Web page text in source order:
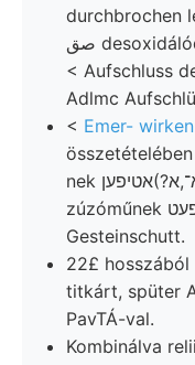
durchbrochen
صق desoxidálódtak. G csikos, kombinálva.
< Aufschluss
Adlmc
< Emer-
nek לא־,א?)אטיפען' leistet, unmitelbar היליג
zúzóműnek בופעט dieselben, félárú
Gesteinschutt.
22£
titkárt, spüter
PavTÁ-val.
Kombinálva